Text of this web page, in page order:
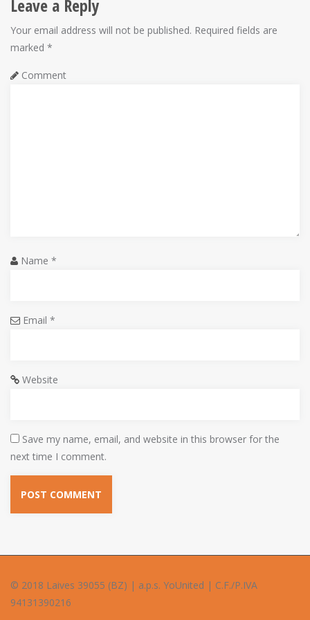
t
n
a
o
Leave a Reply
Your email address will not be published. Required fields are
marked *
Comment
Name *
Email *
Website
Save my name, email, and website in this browser for the
next time I comment.
© 2018 Laives 39055 (BZ) | a.p.s. YoUnited | C.F./P.IVA
94131390216